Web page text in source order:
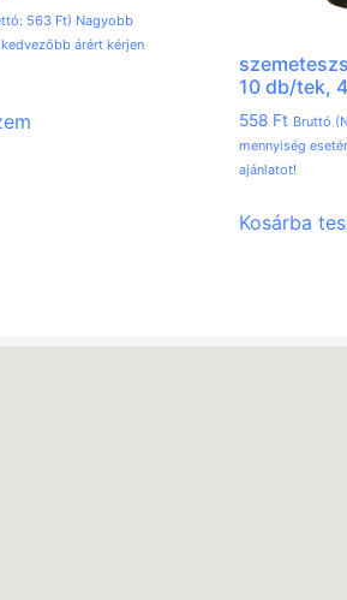
563 Ft) Nagyobb
árért kérjen
10 db/tek,
558 Ft Bruttó
mennyiség
ajánlatot!
Kosárba